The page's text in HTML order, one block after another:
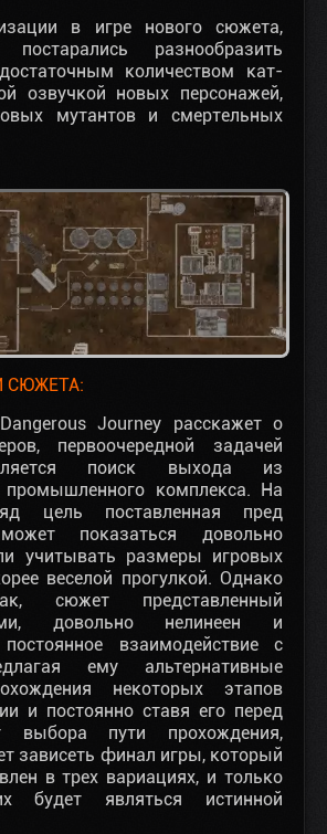
в игре нового сюжета,
постарались разнообразить
количеством кат-
озвучкой новых персонажей,
мутантов и смертельных
СЮЖЕТА:
Journey расскажет о
первоочередной задачей
поиск выхода из
промышленного комплекса. На
цель поставленная пред
показаться довольно
учитывать размеры игровых
веселой прогулкой. Однако
сюжет представленный
довольно нелинеен и
постоянное взаимодействие с
ему альтернативные
некоторых этапов
и постоянно ставя его перед
выбора пути прохождения,
зависеть финал игры, который
в трех вариациях, и только
будет являться истинной